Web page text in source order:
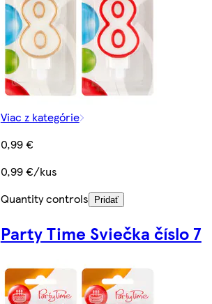
Viac z kategórie
0,99 €
0,99 €/kus
Quantity controls
Pridať
Party Time Sviečka číslo 7